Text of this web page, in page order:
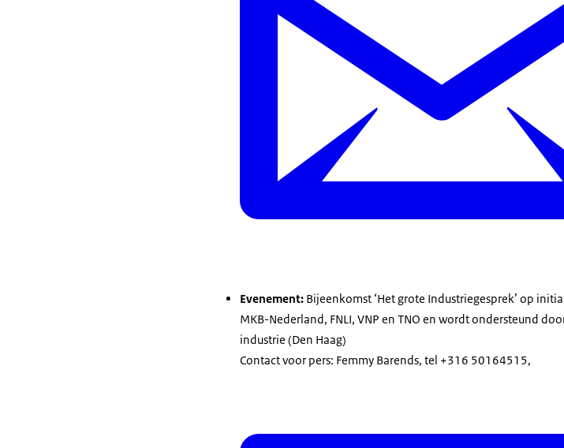
Evenement: Bijeenkomst ‘Het grote Industriegesprek’ op
MKB-Nederland, FNLI, VNP en TNO en wordt ondersteund
industrie (Den Haag)
Contact voor pers: Femmy Barends, tel +316 50164515,